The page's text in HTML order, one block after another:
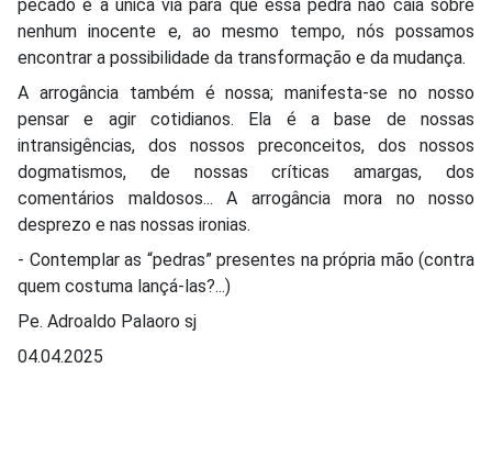
pecado é a única via para que essa pedra não caia sobre
nenhum inocente e, ao mesmo tempo, nós possamos
encontrar a possibilidade da transformação e da mudança.
A arrogância também é nossa; manifesta-se no nosso
pensar e agir cotidianos. Ela é a base de nossas
intransigências, dos nossos preconceitos, dos nossos
dogmatismos, de nossas críticas amargas, dos
comentários maldosos... A arrogância mora no nosso
desprezo e nas nossas ironias.
- Contemplar as “pedras” presentes na própria mão (contra
quem costuma lançá-las?...)
Pe. Adroaldo Palaoro sj
04.04.2025